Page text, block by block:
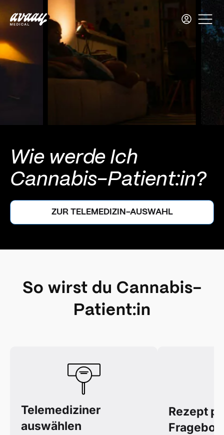
Wie werde Ich
Cannabis-Patient:in?
ZUR TELEMEDIZIN-AUSWAHL
So wirst du Cannabis-
Patient:in
Telemediziner
auswählen
Rezept